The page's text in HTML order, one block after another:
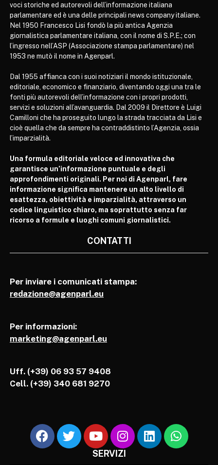
voci storiche ed autorevoli dell’informazione italiana
parlamentare ed è una delle principali news company italiane.
Nel 1950 Francesco Lisi fondò la più antica Agenzia
giornalistica parlamentare italiana, con il nome di S.P.E.; con
l’ingresso nell’ASP (Associazione stampa parlamentare) nel
1953 ne mutò il nome in Agenparl.
Dal 1955 affianca con i suoi notiziari il mondo istituzionale,
editoriale, economico e finanziario, diventando oggi una tra le
fonti più autorevoli dell’informazione con i propri prodotti,
servizi e soluzioni all’avanguardia. Dal 2009 il Direttore è Luigi
Camilloni che ha proseguito lungo la strada tracciata da Lisi e
cioè quella che da sempre ha contraddistinto l’Agenzia, ossia
l’imparzialità.
Una formula editoriale veloce ed innovativa che
garantisce un’informazione puntuale e degli
approfondimenti originali. Per noi di Agenparl, fare
informazione significa mantenere un alto livello di
esattezza, obiettività e imparzialità, attraverso un
codice linguistico chiaro, ma soprattutto senza far
ricorso a formule e luoghi comuni giornalistici.
CONTATTI
Per inviare i comunicati stampa:
redazione@agenparl.eu
Per informazioni:
marketing@agenparl.eu
Uff. (+39) 06 93 57 9408
Cell. (+39) 340 681 9270
SERVIZI